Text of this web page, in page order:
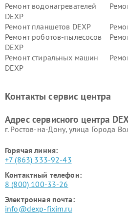
Ремонт водонагревателей
DEXP
Ремонт планшетов DEXP
Ремонт роботов-пылесосов
DEXP
Ремонт стиральных машин
DEXP
Ремонт серверов DEXP
Контакты сервис центра
Адрес сервисного центра
г. Ростов-на-Дону, улица Города
Горячая линия:
+7 (863) 333-92-43
Контактный телефон:
8 (800) 100-33-26
Электронная почта:
info@dexp-fixim.ru